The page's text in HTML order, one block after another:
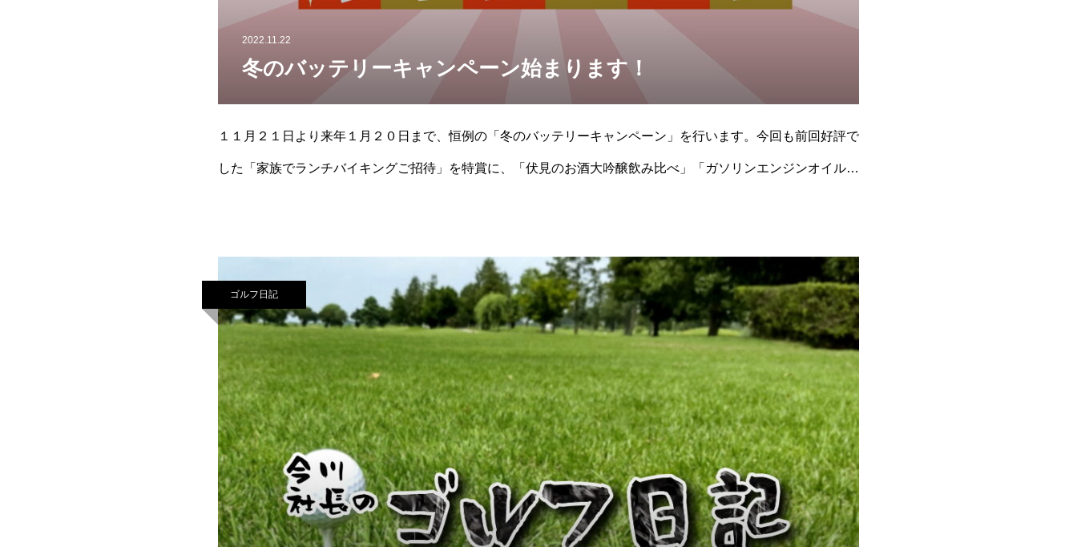
2022.11.22
冬のバッテリーキャンペーン始まります！
１１月２１日より来年１月２０日まで、恒例の「冬のバッテリーキャンペーン」を行います。今回も前回好評で
した「家族でランチバイキングご招待」を特賞に、「伏見のお酒大吟醸飲み比べ」「ガソリンエンジンオイル２
ゴルフ日記